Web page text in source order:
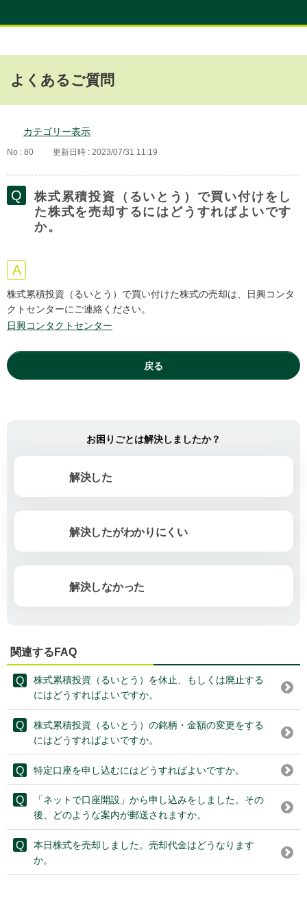
よくあるご質問
カテゴリー表示
No : 80 更新日時 : 2023/07/31 11:19
株式累積投資（るいとう）で買い付けをし
た株式を売却するにはどうすればよいです
か。
株式累積投資（るいとう）で買い付けた株式の売却は、日興コンタ
クトセンターにご連絡ください。
日興コンタクトセンター
戻る
お困りごとは解決しましたか？
解決した
解決したがわかりにくい
解決しなかった
関連するFAQ
株式累積投資（るいとう）を休止、もしくは廃止する
にはどうすればよいですか。
株式累積投資（るいとう）の銘柄・金額の変更をする
にはどうすればよいですか。
特定口座を申し込むにはどうすればよいですか。
「ネットで口座開設」から申し込みをしました。その
後、どのような案内が郵送されますか。
本日株式を売却しました。売却代金はどうなります
か。